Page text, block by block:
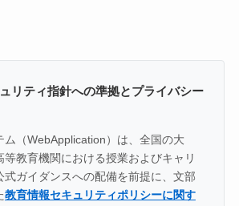
リティ指針への準拠とプライバシー
ム（WebApplication）は、全国の大
等教育機関における授業およびキャリ
式ガイダンスへの配備を前提に、文部
教育情報セキュリティポリシーに関す